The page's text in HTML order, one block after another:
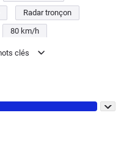
Radar tronçon
80 km/h